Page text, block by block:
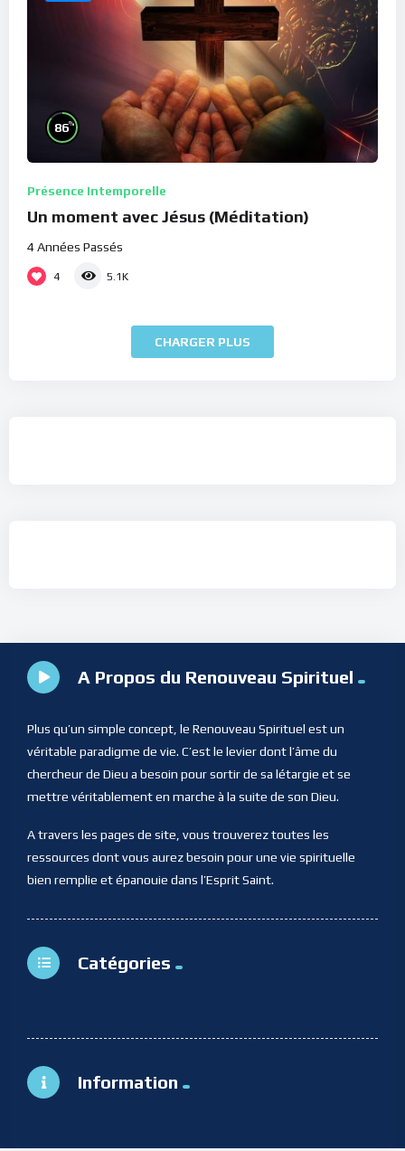
86%
Présence Intemporelle
Un moment avec Jésus (Méditation)
4 Années Passés
4 5.1K
CHARGER PLUS
A Propos du Renouveau Spirituel
Plus qu’un simple concept, le Renouveau Spirituel est un
véritable paradigme de vie. C’est le levier dont l’âme du
chercheur de Dieu a besoin pour sortir de sa létargie et se
mettre véritablement en marche à la suite de son Dieu.
A travers les pages de site, vous trouverez toutes les
ressources dont vous aurez besoin pour une vie spirituelle
bien remplie et épanouie dans l’Esprit Saint.
Catégories
Information